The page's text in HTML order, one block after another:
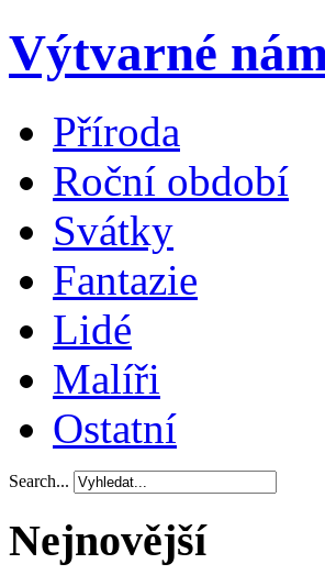
Výtvarné
Příroda
Roční období
Svátky
Fantazie
Lidé
Malíři
Ostatní
Search...
Nejnovější